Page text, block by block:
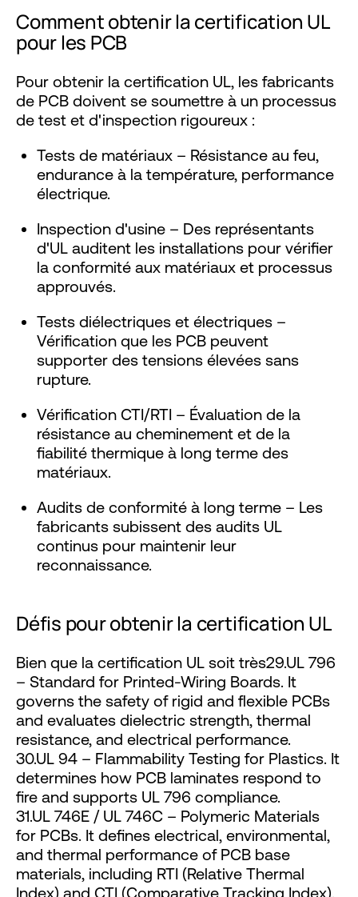
Comment obtenir la certification UL
pour les PCB
Pour obtenir la certification UL, les fabricants
de PCB doivent se soumettre à un processus
de test et d'inspection rigoureux :
Tests de matériaux – Résistance au feu,
endurance à la température, performance
électrique.
Inspection d'usine – Des représentants
d'UL auditent les installations pour vérifier
la conformité aux matériaux et processus
approuvés.
Tests diélectriques et électriques –
Vérification que les PCB peuvent
supporter des tensions élevées sans
rupture.
Vérification CTI/RTI – Évaluation de la
résistance au cheminement et de la
fiabilité thermique à long terme des
matériaux.
Audits de conformité à long terme – Les
fabricants subissent des audits UL
continus pour maintenir leur
reconnaissance.
Défis pour obtenir la certification UL
Bien que la certification UL soit très29.UL 796
– Standard for Printed-Wiring Boards. It
governs the safety of rigid and flexible PCBs
and evaluates dielectric strength, thermal
resistance, and electrical performance.
30.UL 94 – Flammability Testing for Plastics. It
determines how PCB laminates respond to
fire and supports UL 796 compliance.
31.UL 746E / UL 746C – Polymeric Materials
for PCBs. It defines electrical, environmental,
and thermal performance of PCB base
materials, including RTI (Relative Thermal
Index) and CTI (Comparative Tracking Index).